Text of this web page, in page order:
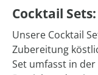
Cocktail
Unsere Cocktail
Zubereitung
Set umfasst in der